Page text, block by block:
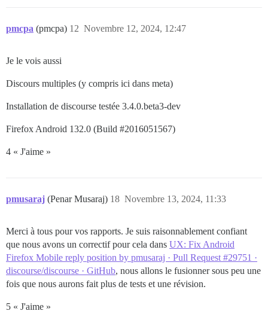
pmcpa (pmcpa) Novembre 12, 2024, 12:47
12
Je le vois aussi
Discours multiples (y compris ici dans meta)
Installation de discourse testée 3.4.0.beta3-dev
Firefox Android 132.0 (Build #2016051567)
4 « J'aime »
pmusaraj (Penar Musaraj) Novembre 13, 2024, 11:33
18
Merci à tous pour vos rapports. Je suis raisonnablement confiant
que nous avons un correctif pour cela dans UX: Fix Android
Firefox Mobile reply position by pmusaraj · Pull Request #29751 ·
discourse/discourse · GitHub, nous allons le fusionner sous peu une
fois que nous aurons fait plus de tests et une révision.
5 « J'aime »